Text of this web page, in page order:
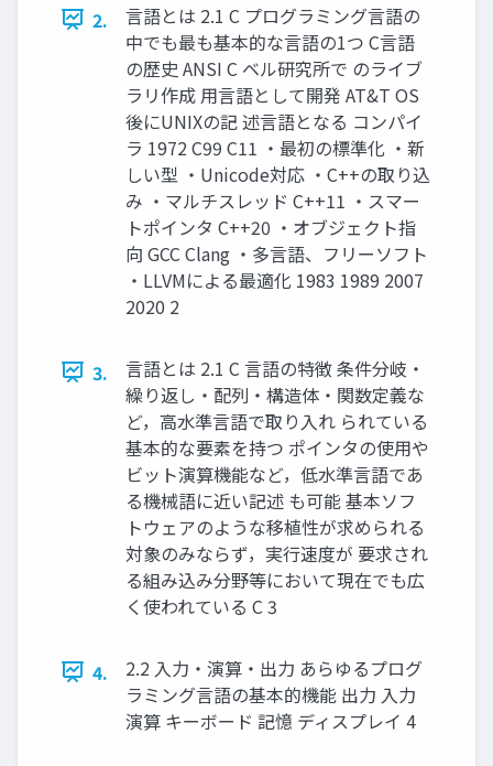
2.
言語とは 2.1 C プログラミング言語の
中でも最も基本的な言語の1つ C言語
の歴史 ANSI C ベル研究所で のライブ
ラリ作成 ⽤⾔語として開発 AT&T OS
後にUNIXの記 述⾔語となる コンパイ
ラ 1972 C99 C11 ‧最初の標準化 ‧新
しい型 ‧Unicode対応 ‧C++の取り込
み ‧マルチスレッド C++11 ‧スマー
トポインタ C++20 ‧オブジェクト指
向 GCC Clang ‧多⾔語、フリーソフト
‧LLVMによる最適化 1983 1989 2007
2020 2
3.
言語とは 2.1 C 言語の特徴 条件分岐・
繰り返し・配列・構造体・関数定義な
ど，高水準言語で取り入れ られている
基本的な要素を持つ ポインタの使用や
ビット演算機能など，低水準言語であ
る機械語に近い記述 も可能 基本ソフ
トウェアのような移植性が求められる
対象のみならず，実行速度が 要求され
る組み込み分野等において現在でも広
く使われている C 3
4.
2.2 入力・演算・出力 あらゆるプログ
ラミング言語の基本的機能 出⼒ ⼊⼒
演算 キーボード 記憶 ディスプレイ 4